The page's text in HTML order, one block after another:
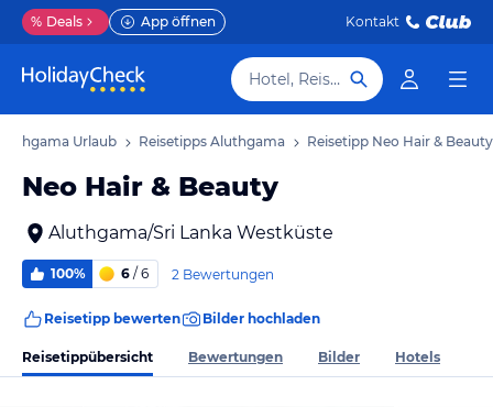
% Deals App öffnen Kontakt
Hotel, Reiseziel
Urlaub Reisetipps Aluthgama Reisetipp Neo Hair & Beauty
Neo Hair & Beauty
Aluthgama/Sri Lanka Westküste
100% 6 / 6 2 Bewertungen
Reisetipp bewerten Bilder hochladen
Reisetippübersicht Bewertungen Bilder Hotels